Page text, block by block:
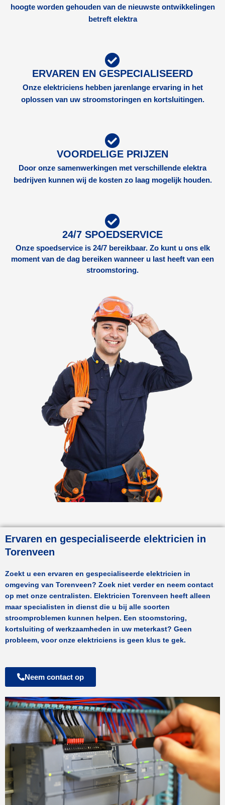
hoogte worden gehouden van de nieuwste ontwikkelingen
betreft elektra
ERVAREN EN GESPECIALISEERD
Onze elektriciens hebben jarenlange ervaring in het
oplossen van uw stroomstoringen en kortsluitingen.
VOORDELIGE PRIJZEN
Door onze samenwerkingen met verschillende elektra
bedrijven kunnen wij de kosten zo laag mogelijk houden.
24/7 SPOEDSERVICE
Onze spoedservice is 24/7 bereikbaar. Zo kunt u ons elk
moment van de dag bereiken wanneer u last heeft van een
stroomstoring.
Ervaren en gespecialiseerde elektricien in
Torenveen
Zoekt u een ervaren en gespecialiseerde elektricien in
omgeving van Torenveen? Zoek niet verder en neem contact
op met onze centralisten. Elektricien Torenveen heeft alleen
maar specialisten in dienst die u bij alle soorten
stroomproblemen kunnen helpen. Een stoomstoring,
kortsluiting of werkzaamheden in uw meterkast? Geen
probleem, voor onze elektriciens is geen klus te gek.
Neem contact op